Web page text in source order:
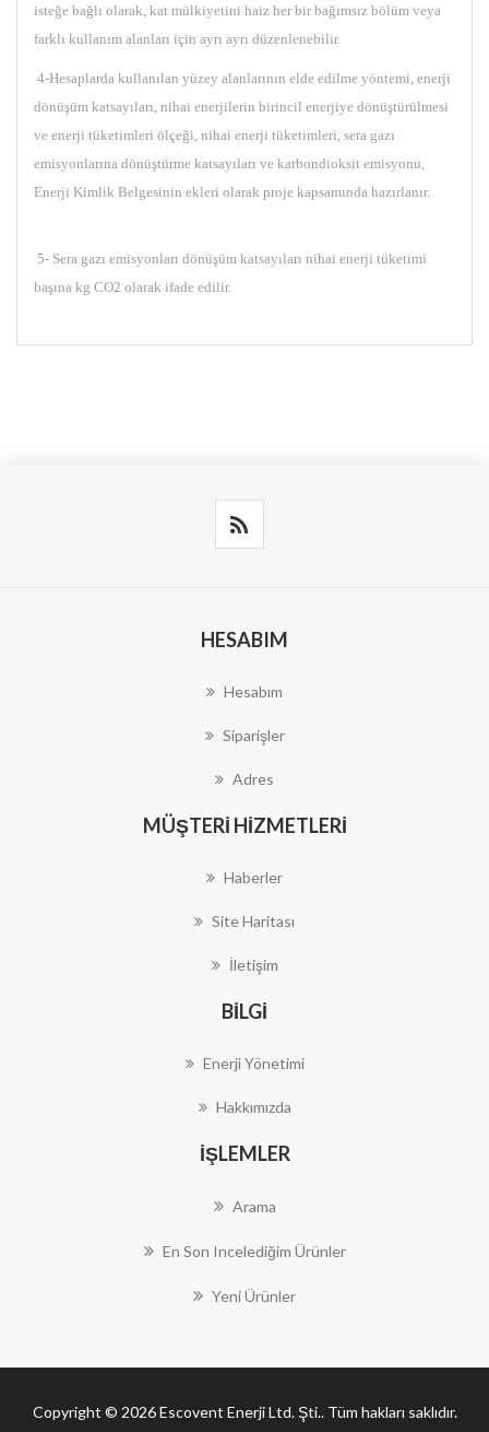
isteğe bağlı olarak, kat mülkiyetini haiz her bir bağımsız bölüm veya
farklı kullanım alanları için ayrı ayrı düzenlenebilir.
4-Hesaplarda kullanılan yüzey alanlarının elde edilme yöntemi, enerji
dönüşüm katsayıları, nihai enerjilerin birincil enerjiye dönüştürülmesi
ve enerji tüketimleri ölçeği, nihai enerji tüketimleri, sera gazı
emisyonlarına dönüştürme katsayıları ve karbondioksit emisyonu,
Enerji Kimlik Belgesinin ekleri olarak proje kapsamında hazırlanır.
5- Sera gazı emisyonları dönüşüm katsayıları nihai enerji tüketimi
başına kg CO2 olarak ifade edilir.
HESABIM
Hesabım
Siparişler
Adres
MÜŞTERI HIZMETLERI
Haberler
Site Haritası
İletişim
BILGI
Enerji Yönetimi
Hakkımızda
İŞLEMLER
Arama
En Son Incelediğim Ürünler
Yeni Ürünler
Copyright © 2026 Escovent Enerji Ltd. Şti.. Tüm hakları saklıdır.